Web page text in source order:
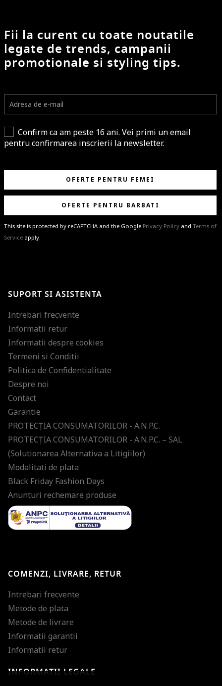
Fii la curent cu toate noutatile
legate de trends, campanii
promotionale si styling tips.
Confirm ca am peste 16 ani. Vei primi un email
pentru confirmarea inscrierii la newsletter.
OFERTE PENTRU FEMEI
OFERTE PENTRU BARBATI
This site is protected by reCAPTCHA and the Google Privacy Policy and Terms of
Service apply.
ultimele tendinte in moda!
SUPORT SI ASISTENTA
Intrebari frecvente
Informatii retur
Informatii despre cookies
Termeni si Conditii
Politica de Confidentialitate
Despre noi
Contact
Garantie
PROTECŢIA CONSUMATORILOR - A.N.P.C.
PROTECŢIA CONSUMATORILOR - A.N.P.C. – SAL
(Solutionarea Alternativa a Litigiilor)
Modalitati de plata
Black Friday Fashion Days
Anunturi rechemare produse
COMENZI, LIVRARE, RETUR
Intrebari frecvente
Metode de plata
Metode de livrare
Informatii garantii
Informatii retur
INFORMATII LEGALE